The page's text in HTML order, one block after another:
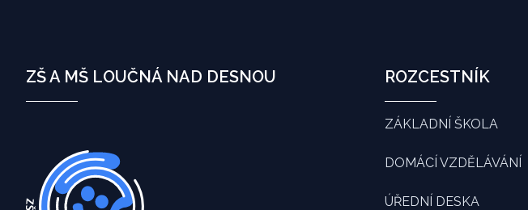
ZŠ A MŠ LOUČNÁ NAD DESNOU ROZCESTNÍK
ZÁKLADNÍ ŠKOLA
DOMÁCÍ VZDĚLÁVÁNÍ
ÚŘEDNÍ DESKA